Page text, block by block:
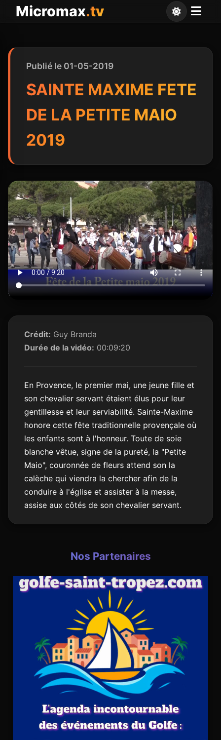
Micromax.tv
Publié le 01-05-2019
SAINTE MAXIME FETE
DE LA PETITE MAIO
2019
Crédit: Guy Branda
Durée de la vidéo: 00:09:20
En Provence, le premier mai, une jeune fille et
son chevalier servant étaient élus pour leur
gentillesse et leur serviabilité. Sainte-Maxime
honore cette fête traditionnelle provençale où
les enfants sont à l'honneur. Toute de soie
blanche vêtue, signe de la pureté, la "Petite
Maio", couronnée de fleurs attend son la
calèche qui viendra la chercher afin de la
conduire à l'église et assister à la messe,
assise aux côtés de son chevalier servant.
Nos Partenaires
Panneau de gestion des cookies